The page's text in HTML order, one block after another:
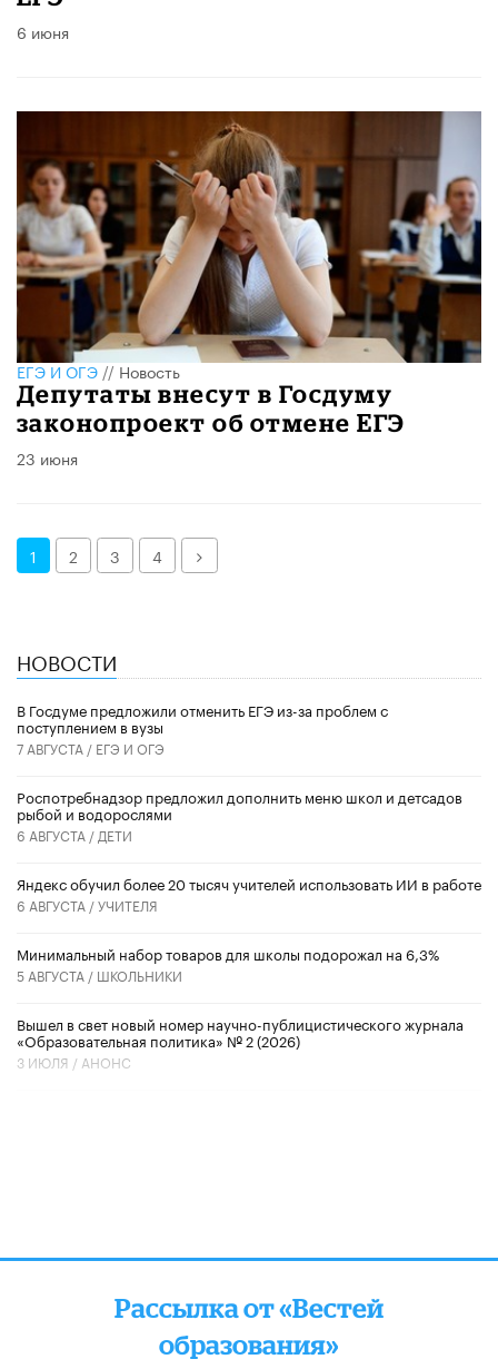
6 июня
ЕГЭ И ОГЭ//Новость
Депутаты внесут в Госдуму
законопроект об отмене ЕГЭ
23 июня
1 2 3 4 Далее
НОВОСТИ
В Госдуме предложили отменить ЕГЭ из-за проблем с
поступлением в вузы
7 АВГУСТА / ЕГЭ И ОГЭ
Роспотребнадзор предложил дополнить меню школ и детсадов
рыбой и водорослями
6 АВГУСТА / ДЕТИ
​Яндекс обучил более 20 тысяч учителей использовать ИИ в работе
6 АВГУСТА /УЧИТЕЛЯ
Минимальный набор товаров для школы подорожал на 6,3%
5 АВГУСТА / ШКОЛЬНИКИ
Вышел в свет новый номер научно-публицистического журнала
«Образовательная политика» № 2 (2026)
3 ИЮЛЯ / АНОНС
Рассылка от «Вестей
образования»